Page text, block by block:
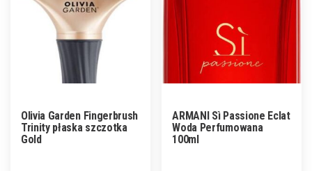
Olivia Garden Fingerbrush
Trinity płaska szczotka
Gold
ARMANI Sì Passione Eclat
Woda Perfumowana
100ml